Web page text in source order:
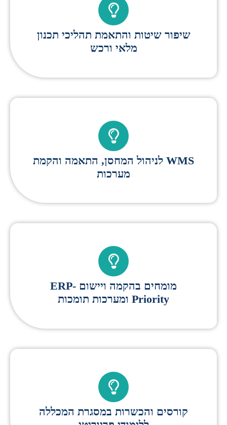
שיפור שיטות והתאמת תהליכי תכנון
מלאי ורכש
WMS לניהול המחסן, התאמה והקמת
מערכות
מומחים בהקמה ויישום ERP-
Priority ומערכות תומכות
קורסים והכשרות במסגרת המכללה